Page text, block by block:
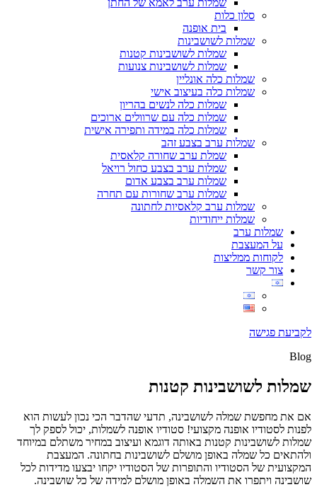
שמלות ערב לאמא של החתן
סלון כלות
בית אופנה
שמלות לשושבינות
שמלות לשושבינות קטנות
שמלות לשושבינות צנועות
שמלות כלה אונליין
שמלות כלה בעיצוב אישי
שמלות כלה לנשים בהריון
שמלות כלה עם שרוולים ארוכים
שמלות כלה במידה ותפירה אישית
שמלות ערב בצבע זהב
שמלת ערב שחורה קלאסית
שמלות ערב בצבע כחול רויאל
שמלות ערב בצבע אדום
שמלות ערב שחורות עם תחרה
שמלות ערב קלאסיות לחתונה
שמלות ייחודיות
שמלות ערב
על המעצבת
לקוחות ממליצות
צור קשר
לקביעת פגישה
Blog
שמלות לשושבינות קטנות
אם את מחפשת שמלה לשושבינה, תדעי שהדבר הכי נכון לעשות הוא
לפנות לסטודיו אופנה מקצועי! סטודיו אופנה לשמלות, יכול לספק לך
שמלות לשושבינות קטנות באותה דוגמא ועיצוב במחיר משתלם במיוחד
ולהתאים כל שמלה באופן מושלם לשושבינות בחתונה. המעצבת
המקצועית של הסטודיו והתופרות של הסטודיו יקחו יבצעו מדידות לכל
שושבינה ויתפרו את השמלה באופן מושלם למידה של כל שושבינה.